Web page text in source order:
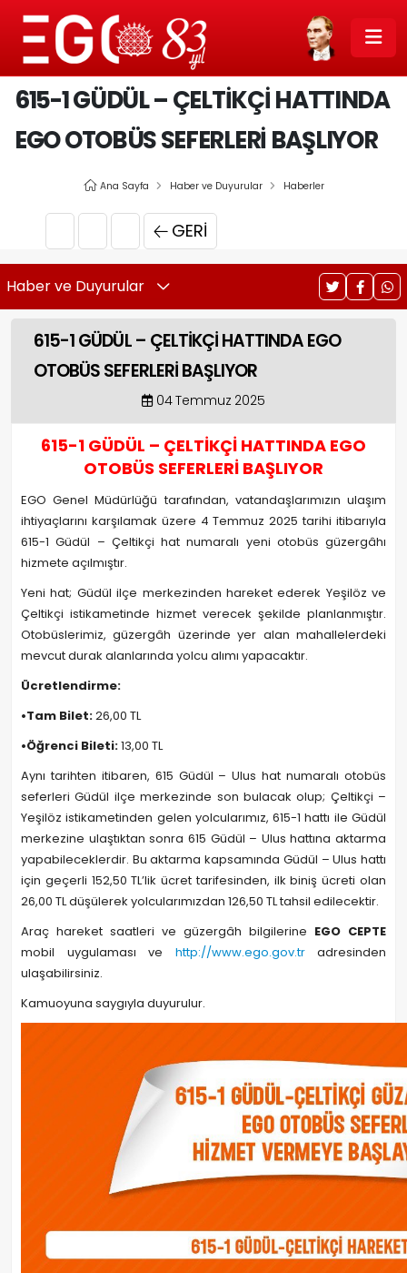
615-1 GÜDÜL – ÇELTİKÇİ HATTINDA
EGO OTOBÜS SEFERLERİ BAŞLIYOR
Ana Sayfa Haber ve Duyurular Haberler
GERI
Haber ve Duyurular
615-1 GÜDÜL – ÇELTİKÇİ HATTINDA EGO
OTOBÜS SEFERLERİ BAŞLIYOR
04 Temmuz 2025
615-1 GÜDÜL – ÇELTİKÇİ HATTINDA EGO
OTOBÜS SEFERLERİ BAŞLIYOR
EGO Genel Müdürlüğü tarafından, vatandaşlarımızın ulaşım
ihtiyaçlarını karşılamak üzere 4 Temmuz 2025 tarihi itibarıyla
615-1 Güdül – Çeltikçi hat numaralı yeni otobüs güzergâhı
hizmete açılmıştır.
Yeni hat; Güdül ilçe merkezinden hareket ederek Yeşilöz ve
Çeltikçi istikametinde hizmet verecek şekilde planlanmıştır.
Otobüslerimiz, güzergâh üzerinde yer alan mahallelerdeki
mevcut durak alanlarında yolcu alımı yapacaktır.
Ücretlendirme:
•Tam Bilet:26,00 TL
•Öğrenci Bileti:13,00 TL
Aynı tarihten itibaren, 615 Güdül – Ulus hat numaralı otobüs
seferleri Güdül ilçe merkezinde son bulacak olup; Çeltikçi –
Yeşilöz istikametinden gelen yolcularımız, 615-1 hattı ile Güdül
merkezine ulaştıktan sonra 615 Güdül – Ulus hattına aktarma
yapabileceklerdir. Bu aktarma kapsamında Güdül – Ulus hattı
için geçerli 152,50 TL’lik ücret tarifesinden, ilk biniş ücreti olan
26,00 TL düşülerek yolcularımızdan 126,50 TL tahsil edilecektir.
Araç hareket saatleri ve güzergâh bilgilerine EGO CEPTE
mobil uygulaması ve http://www.ego.gov.tradresinden
ulaşabilirsiniz.
Kamuoyuna saygıyla duyurulur.